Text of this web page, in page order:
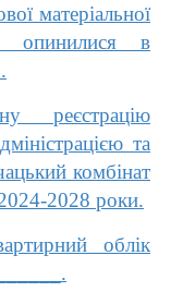
матеріальної
опинилися в
та
комбінат
2028 роки.
облік